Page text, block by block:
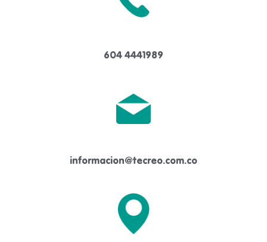
604 4441989
informacion@tecreo.com.co